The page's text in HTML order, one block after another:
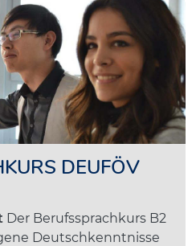
DEUFÖV
Der Berufssprachkurs B2
Deutschkenntnisse